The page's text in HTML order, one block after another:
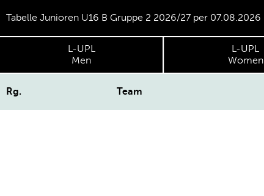
Tabelle Junioren U16 B Gruppe 2 2026/27 per 07.08.2026
L-UPL
Men
L-UPL
Women
Rg. Team